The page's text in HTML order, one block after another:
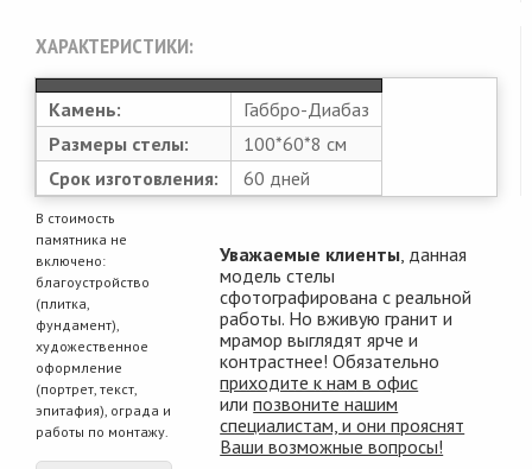
ХАРАКТЕРИСТИКИ:
Камень:
Габбро-Диабаз
Размеры стелы:
100*60*8 см
Срок изготовления:
60 дней
В стоимость
памятника не
включено:
благоустройство
(плитка,
фундамент),
художественное
оформление
(портрет, текст,
эпитафия), ограда и
работы по монтажу.
Уважаемые клиенты , данная
модель стелы
сфотографирована с реальной
работы. Но вживую гранит и
мрамор выглядят ярче и
контрастнее! Обязательно
приходите к нам в офис
илипозвоните нашим
специалистам, и они прояснят
Ваши возможные вопросы!